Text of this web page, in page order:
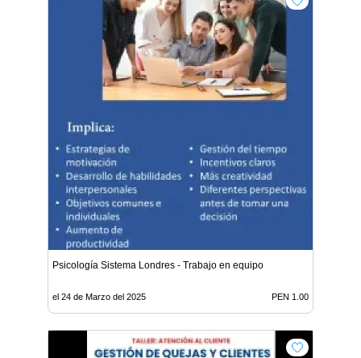
Psicología Sistema Londres - Trabajo en equipo
el 24 de Marzo del 2025 PEN 1.00